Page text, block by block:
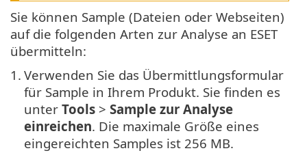
Sie können Sample (Dateien oder Webseiten)
auf die folgenden Arten zur Analyse an ESET
übermitteln:
1. Verwenden Sie das Übermittlungsformular
für Sample in Ihrem Produkt. Sie finden es
unter Tools > Sample zur Analyse
einreichen. Die maximale Größe eines
eingereichten Samples ist 256 MB.